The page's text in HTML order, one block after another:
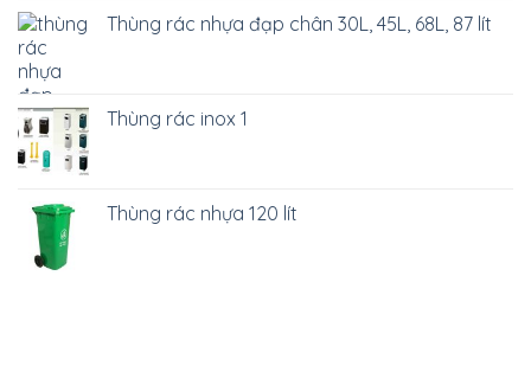
Thùng rác nhựa đạp chân 30L, 45L, 68L, 87 lít
Thùng rác inox 1
Thùng rác nhựa 120 lít